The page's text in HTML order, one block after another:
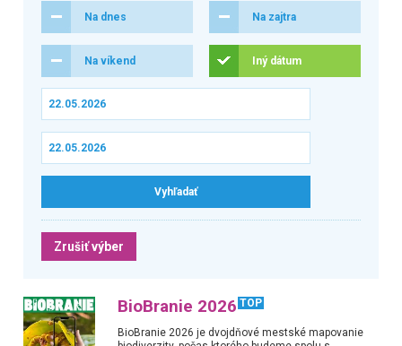
Na dnes Na zajtra
Na víkend Iný dátum
Zrušiť výber
BioBranie 2026 TOP
BioBranie 2026 je dvojdňové mestské mapovanie